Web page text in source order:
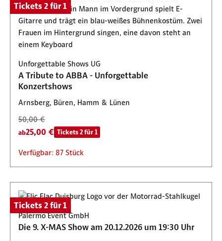
Tickets 2 für 1
Unforgettable Shows UG
A Tribute to ABBA - Unforgettable
Konzertshows
Arnsberg, Büren, Hamm & Lünen
50,00 €
ab25,00 € Tickets 2 für 1
Verfügbar: 87 Stück
Tickets 2 für 1
Palermo Event GmbH
Die 9. X-MAS Show am 20.12.2026 um 19:30 Uhr